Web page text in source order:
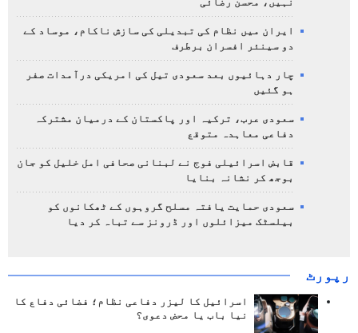
نہیں، محسن رضائی
ایران میں نظام کی تبدیلی کی سازش ناکام، موساد کے
دو سینئر افسران برطرف
چار دہائیوں بعد سعودی تیل کی امریکی درآمدات صفر
ہو گئیں
سعودی عرب، ترکیہ اور پاکستان کے درمیان مشترکہ
دفاعی معاہدہ متوقع
قابض اسرائیلی فوج نے لبنانی صحافی امل خلیل کو جان
بوجھ کر نشانہ بنایا
سعودی حمایت یافتہ مسلح گروہوں کے ٹھکانوں کو
بیلسٹک میزائلوں اور ڈرونز سے تباہ کر دیا
رپورٹ
اسرائیل کا لیزر دفاعی نظام؛ فضائی دفاع کا
نیا باب یا محض دعوی؟